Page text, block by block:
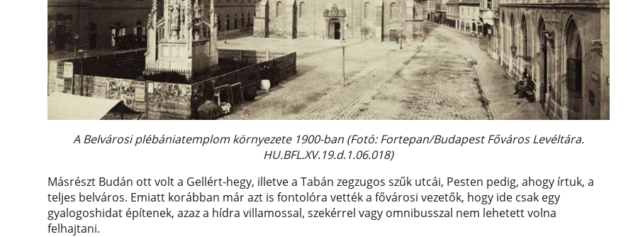
A Belvárosi plébániatemplom környezete 1900-ban (Fotó: Fortepan/Budapest Főváros Levéltára.
HU.BFL.XV.19.d.1.06.018)
Másrészt Budán ott volt a Gellért-hegy, illetve a Tabán zegzugos szűk utcái, Pesten pedig, ahogy írtuk, a
teljes belváros. Emiatt korábban már azt is fontolóra vették a fővárosi vezetők, hogy ide csak egy
gyalogoshidat építenek, azaz a hídra villamossal, szekérrel vagy omnibusszal nem lehetett volna
felhajtani.